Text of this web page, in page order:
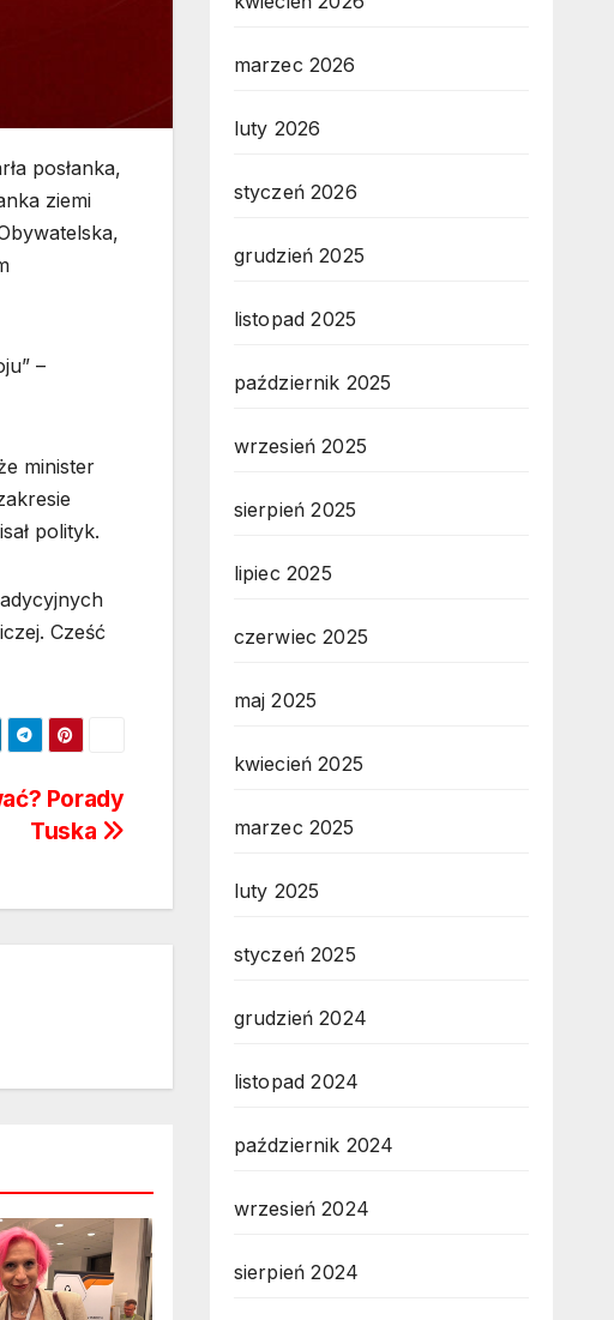
posłanka,
ziemi
–
minister
polityk.
Cześć
Porady
Tuska
marzec 2026
luty 2026
styczeń 2026
grudzień 2025
listopad 2025
październik 2025
wrzesień 2025
sierpień 2025
lipiec 2025
czerwiec 2025
maj 2025
kwiecień 2025
marzec 2025
luty 2025
styczeń 2025
grudzień 2024
listopad 2024
październik 2024
wrzesień 2024
sierpień 2024